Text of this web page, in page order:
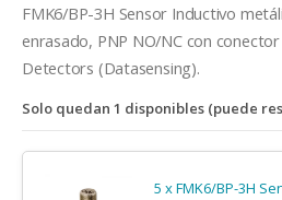
FMK6/BP-3H Sensor Inductivo
enrasado, PNP NO/NC con
Detectors (Datasensing).
Solo quedan 1 disponibles (puede
5 x FMK6/BP-3H